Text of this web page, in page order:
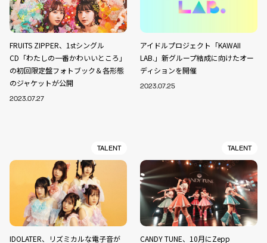
FRUITS ZIPPER、1stシングル
CD「わたしの一番かわいいところ」
の初回限定盤フォトブック＆各形態
のジャケットが公開
2023.07.27
アイドルプロジェクト「KAWAII
LAB.」新グループ結成に向けたオー
ディションを開催
2023.07.25
TALENT
IDOLATER、リズミカルな電子音が
TALENT
CANDY TUNE、10月にZepp